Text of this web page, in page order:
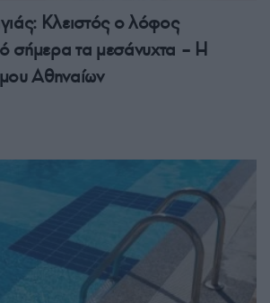
Κλειστός ο λόφος
σήμερα τα μεσάνυχτα – Η
Αθηναίων